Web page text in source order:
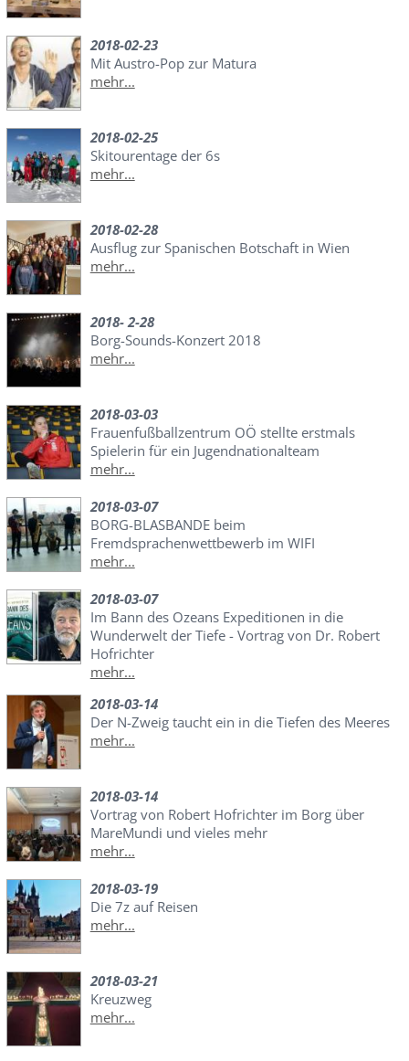
2018-02-23
Mit Austro-Pop zur Matura
mehr...
2018-02-25
Skitourentage der 6s
mehr...
2018-02-28
Ausflug zur Spanischen Botschaft in Wien
mehr...
2018- 2-28
Borg-Sounds-Konzert 2018
mehr...
2018-03-03
Frauenfußballzentrum OÖ stellte erstmals
Spielerin für ein Jugendnationalteam
mehr...
2018-03-07
BORG-BLASBANDE beim
Fremdsprachenwettbewerb im WIFI
mehr...
2018-03-07
Im Bann des Ozeans Expeditionen in die
Wunderwelt der Tiefe - Vortrag von Dr. Robert
Hofrichter
mehr...
2018-03-14
Der N-Zweig taucht ein in die Tiefen des Meeres
mehr...
2018-03-14
Vortrag von Robert Hofrichter im Borg über
MareMundi und vieles mehr
mehr...
2018-03-19
Die 7z auf Reisen
mehr...
2018-03-21
Kreuzweg
mehr...